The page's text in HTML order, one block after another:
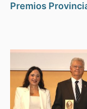
Premios